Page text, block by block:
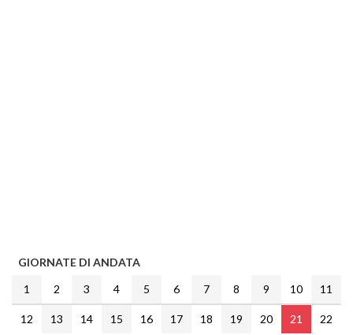
GIORNATE DI ANDATA
1
2 3 4 5 6 7 8 9 10 11
12 13 14 15 16 17 18 19 20 21
22